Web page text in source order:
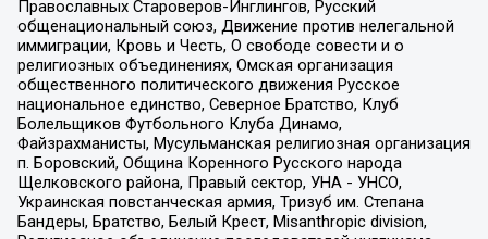
Православных Староверов-Инглингов, Русский
общенациональный союз, Движение против нелегальной
иммиграции, Кровь и Честь, О свободе совести и о
религиозных объединениях, Омская организация
общественного политического движения Русское
национальное единство, Северное Братство, Клуб
Болельщиков Футбольного Клуба Динамо,
Файзрахманисты, Мусульманская религиозная организация
п. Боровский, Община Коренного Русского народа
Щелковского района, Правый сектор, УНА - УНСО,
Украинская повстанческая армия, Тризуб им. Степана
Бандеры, Братство, Белый Крест, Misanthropic division,